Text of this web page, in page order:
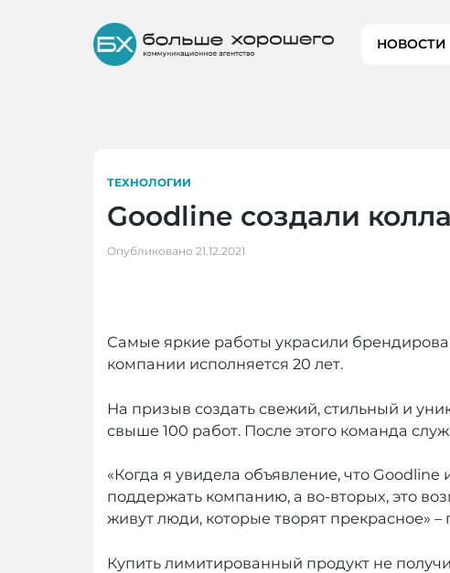
НОВОСТИ
ТЕХНОЛОГИИ
Goodline создали
Опубликовано 21.12.2021
Самые яркие работы украсили
компании исполняется 20 лет.
На призыв создать свежий, стильный и
свыше 100 работ. После этого команда
«Когда я увидела объявление, что
поддержать компанию, а во-вторых, это
живут люди, которые творят прекрасное»
Купить лимитированный продукт не